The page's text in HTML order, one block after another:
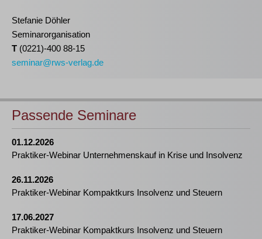
Stefanie Döhler
Seminarorganisation
T (0221)-400 88-15
seminar@rws-verlag.de
Passende Seminare
01.12.2026
Praktiker-Webinar Unternehmenskauf in Krise und Insolvenz
26.11.2026
Praktiker-Webinar Kompaktkurs Insolvenz und Steuern
17.06.2027
Praktiker-Webinar Kompaktkurs Insolvenz und Steuern